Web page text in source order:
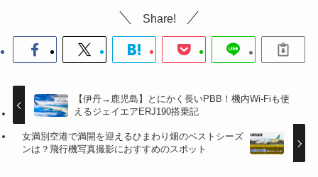
Share!
【伊丹→鹿児島】とにかく長いPBB！機内Wi-Fiも使
えるジェイエアERJ190搭乗記
女満別空港で満開を迎えるひまわり畑のベストシーズ
ンは？飛行機写真撮影におすすめのスポット